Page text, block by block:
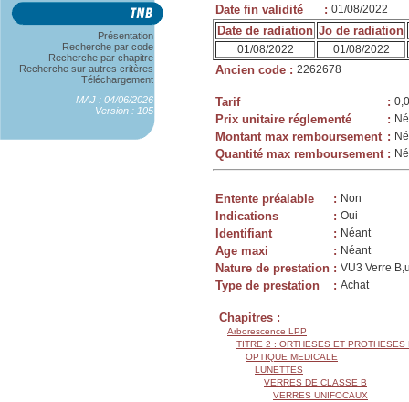
Présentation
Recherche par code
Recherche par chapitre
Recherche sur autres critères
Téléchargement
MAJ : 04/06/2026
Version : 105
Date fin validité : 01/08/2022
Date de radiation Jo de radiation
01/08/2022 01/08/2022
Ancien code : 2262678
Tarif :
Prix unitaire réglementé :
Montant max remboursement :
Quantité max remboursement :
Entente préalable : Non
Indications : Oui
Identifiant : Néant
Age maxi : Néant
Nature de prestation : VU3 Verre
Type de prestation : Achat
Chapitres :
Arborescence LPP
TITRE 2 : ORTHESES ET PROTHESES
OPTIQUE MEDICALE
LUNETTES
VERRES DE CLASSE B
VERRES UNIFOCAUX